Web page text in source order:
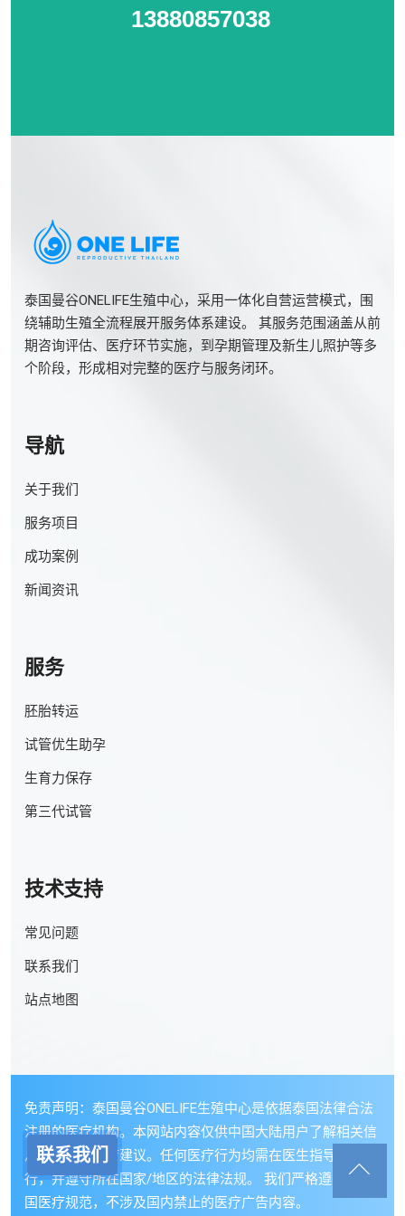
13880857038
泰国曼谷ONELIFE生殖中心，采用一体化自营运营模式，围
绕辅助生殖全流程展开服务体系建设。 其服务范围涵盖从前
期咨询评估、医疗环节实施，到孕期管理及新生儿照护等多
个阶段，形成相对完整的医疗与服务闭环。
导航
关于我们
服务项目
成功案例
新闻资讯
服务
胚胎转运
试管优生助孕
生育力保存
第三代试管
技术支持
常见问题
联系我们
站点地图
免责声明：泰国曼谷ONELIFE生殖中心是依据泰国法律合法
注册的医疗机构。本网站内容仅供中国大陆用户了解相关信
息，不构成医疗建议。任何医疗行为均需在医生指导下进
行，并遵守所在国家/地区的法律法规。 我们严格遵循所在
国医疗规范，不涉及国内禁止的医疗广告内容。
联系我们